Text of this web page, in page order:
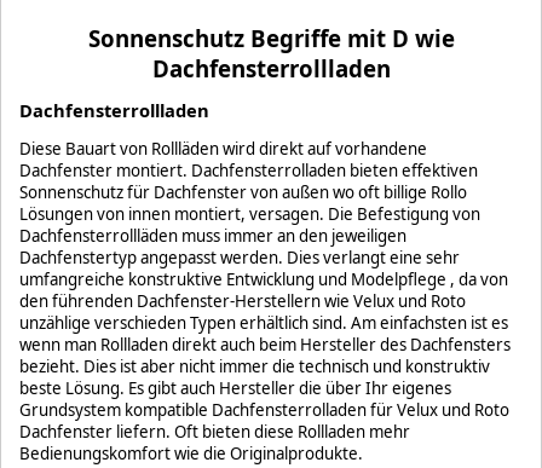
Sonnenschutz Begriffe mit D wie
Dachfensterrollladen
Dachfensterrollladen
Diese Bauart von Rollläden wird direkt auf vorhandene
Dachfenster montiert. Dachfensterrolladen bieten effektiven
Sonnenschutz für Dachfenster von außen wo oft billige Rollo
Lösungen von innen montiert, versagen. Die Befestigung von
Dachfensterrollläden muss immer an den jeweiligen
Dachfenstertyp angepasst werden. Dies verlangt eine sehr
umfangreiche konstruktive Entwicklung und Modelpflege , da von
den führenden Dachfenster-Herstellern wie Velux und Roto
unzählige verschieden Typen erhältlich sind. Am einfachsten ist es
wenn man Rollladen direkt auch beim Hersteller des Dachfensters
bezieht. Dies ist aber nicht immer die technisch und konstruktiv
beste Lösung. Es gibt auch Hersteller die über Ihr eigenes
Grundsystem kompatible Dachfensterrolladen für Velux und Roto
Dachfenster liefern. Oft bieten diese Rollladen mehr
Bedienungskomfort wie die Originalprodukte.